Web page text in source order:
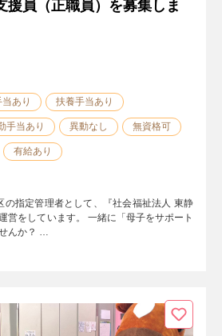
援員（正職員）を募集しま
あり 扶養手当あり
手当あり 異動なし 無資格可
有給あり
指定管理者として、『社会福祉法人 東静
営をしています。 一緒に「母子をサポート
んか？ …